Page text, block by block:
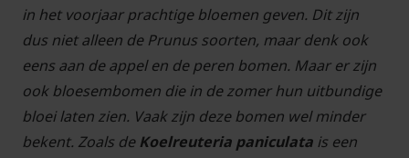
in het voorjaar prachtige bloemen geven. Dit zijn
dus niet alleen de Prunus soorten, maar denk ook
eens aan de appel en de peren bomen. Maar er zijn
ook bloesembomen die in de zomer hun uitbundige
bloei laten zien. Vaak zijn deze bomen wel minder
bekent. Zoals de Koelreuteria paniculata is een